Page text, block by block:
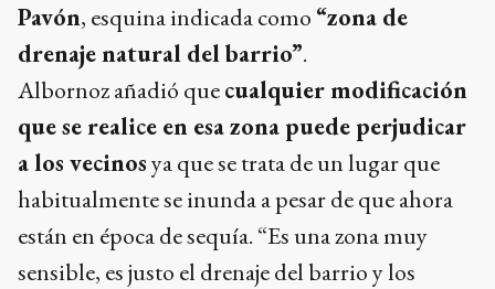
Pavón, esquina indicada como “zona de
drenaje natural del barrio”.
Albornoz añadió quecualquier modificación
que se realice en esa zona puede perjudicar
a los vecinosya que se trata de un lugar que
habitualmente se inunda a pesar de que ahora
están en época de sequía. “Es una zona muy
sensible, es justo el drenaje del barrio y los